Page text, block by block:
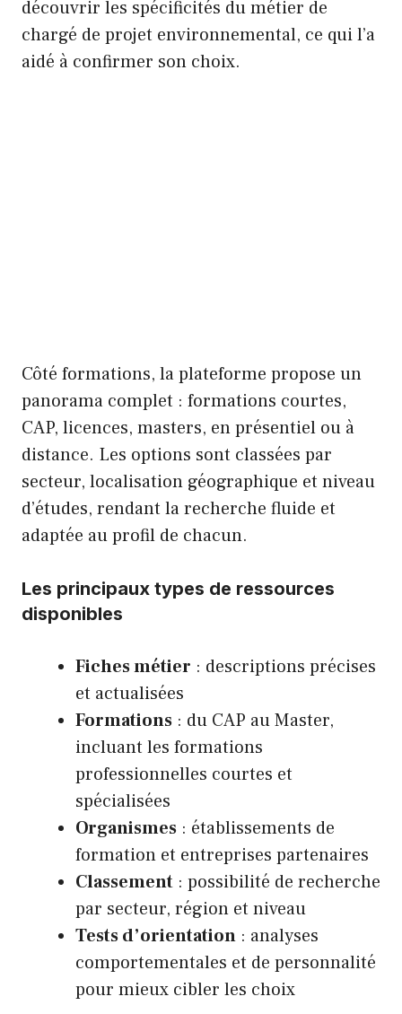
découvrir les spécificités du métier de
chargé de projet environnemental, ce qui l’a
aidé à confirmer son choix.
Côté formations, la plateforme propose un
panorama complet : formations courtes,
CAP, licences, masters, en présentiel ou à
distance. Les options sont classées par
secteur, localisation géographique et niveau
d’études, rendant la recherche fluide et
adaptée au profil de chacun.
Les principaux types de ressources
disponibles
Fiches métier : descriptions précises
et actualisées
Formations : du CAP au Master,
incluant les formations
professionnelles courtes et
spécialisées
Organismes : établissements de
formation et entreprises partenaires
Classement : possibilité de recherche
par secteur, région et niveau
Tests d’orientation : analyses
comportementales et de personnalité
pour mieux cibler les choix